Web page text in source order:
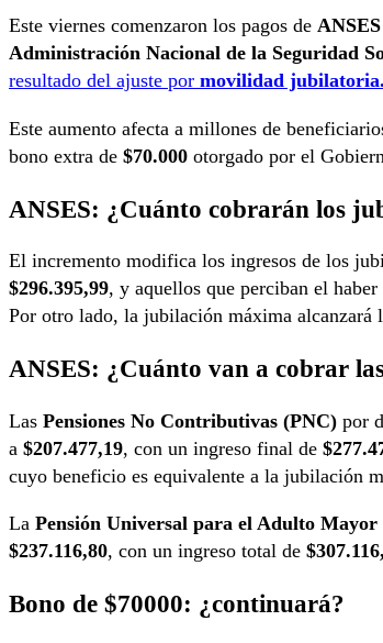
Este viernes comenzaron los pagos de
Administración Nacional de la Seguridad
resultado del ajuste por movilidad jubilatoria.
Este aumento afecta a millones de
bono extra de $70.000 otorgado por el
ANSES: ¿Cuánto cobrarán los
El incremento modifica los ingresos de los
$296.395,99, y aquellos que perciban el
Por otro lado, la jubilación máxima alcanzará
ANSES: ¿Cuánto van a cobrar
Las Pensiones No Contributivas (PNC) por
a $207.477,19, con un ingreso final de
cuyo beneficio es equivalente a la jubilación
La Pensión Universal para el Adulto
$237.116,80, con un ingreso total de
Bono de $70000: ¿continuará?